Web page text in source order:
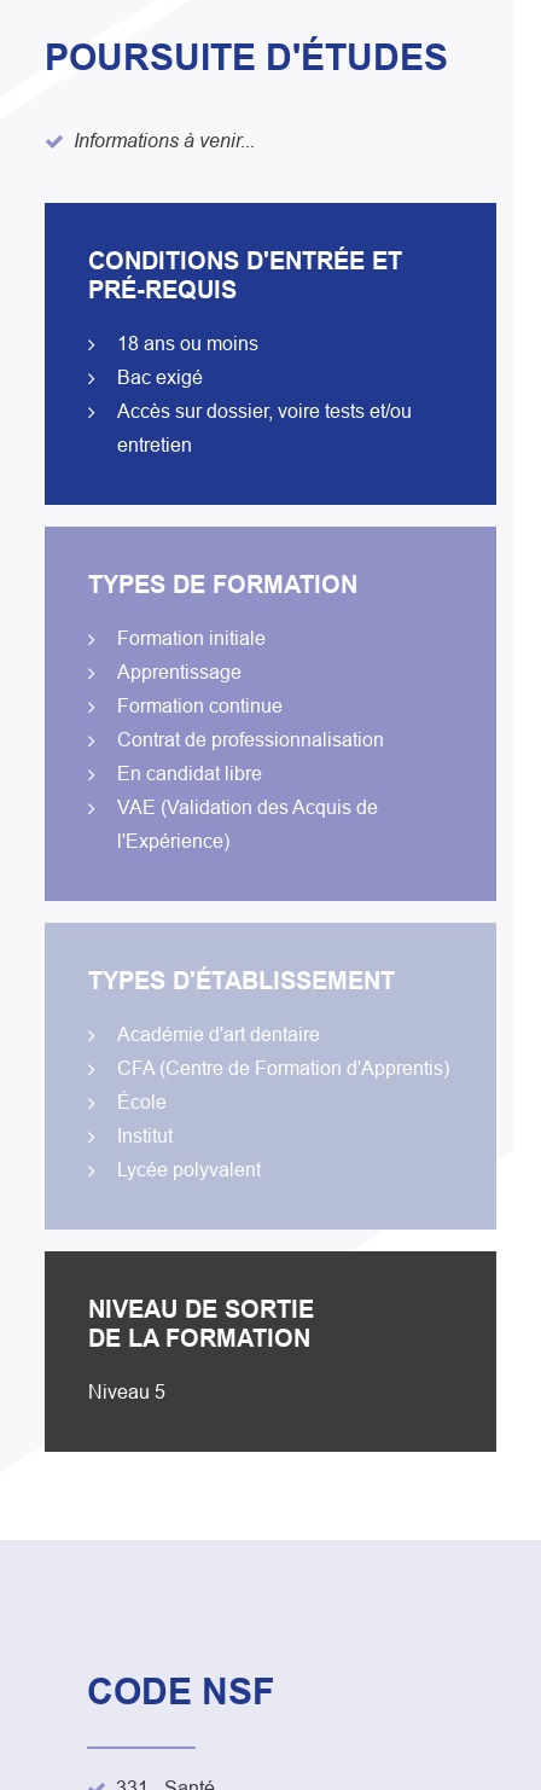
POURSUITE D'ÉTUDES
Informations à venir...
CONDITIONS D'ENTRÉE ET
PRÉ-REQUIS
18 ans ou moins
Bac exigé
Accès sur dossier, voire tests et/ou
entretien
TYPES DE FORMATION
Formation initiale
Apprentissage
Formation continue
Contrat de professionnalisation
En candidat libre
VAE (Validation des Acquis de
l'Expérience)
TYPES D'ÉTABLISSEMENT
Académie d'art dentaire
CFA (Centre de Formation d'Apprentis)
École
Institut
Lycée polyvalent
NIVEAU DE SORTIE
DE LA FORMATION
Niveau 5
CODE NSF